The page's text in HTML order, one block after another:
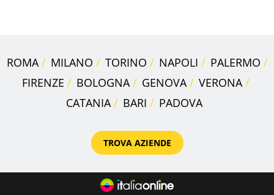
ROMA MILANO TORINO NAPOLI
PALERMO
FIRENZE
BOLOGNA GENOVA
VERONA
CATANIA
BARI PADOVA
TROVA AZIENDE